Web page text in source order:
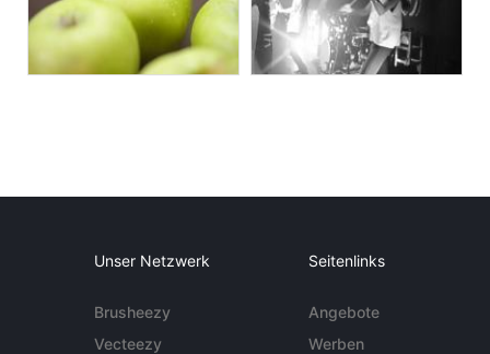
Unser Netzwerk
Brusheezy
Vecteezy
Seitenlinks
Angebote
Werben